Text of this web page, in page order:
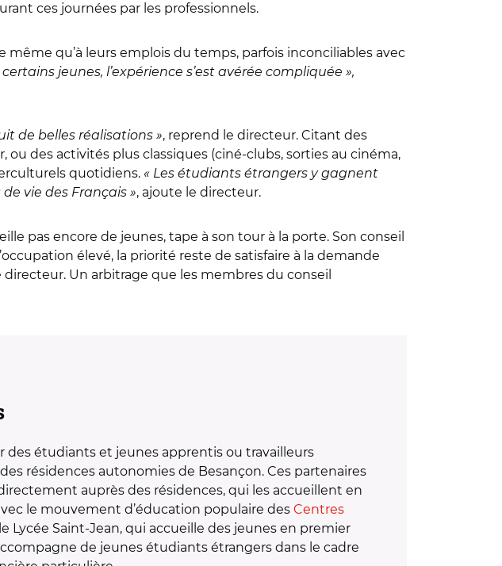
ces journées par les professionnels.
qu’à leurs emplois du temps, parfois inconciliables avec
jeunes, l’expérience s’est avérée compliquée »,
de belles réalisations », reprend le directeur. Citant des
ou des activités plus classiques (ciné-clubs, sorties au cinéma,
quotidiens. « Les étudiants étrangers y gagnent
vie des Français », ajoute le directeur.
pas encore de jeunes, tape à son tour à la porte. Son conseil
élevé, la priorité reste de satisfaire à la demande
Un arbitrage que les membres du conseil
des étudiants et jeunes apprentis ou travailleurs
résidences autonomies de Besançon. Ces partenaires
auprès des résidences, qui les accueillent en
le mouvement d’éducation populaire des Centres
Lycée Saint-Jean, qui accueille des jeunes en premier
de jeunes étudiants étrangers dans le cadre